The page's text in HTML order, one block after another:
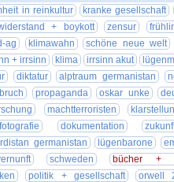
in reinkultur
kranke gesellschaft
+ boykott zensur
ag klimawahn
schöne neue welt
+ irrsinn klima irrsinn akut
diktatur alptraum germanistan
propaganda oskar unke
machtterroristen
fotografie dokumentation
germanistan lügenbarone
schweden
bücher +
politik + gesellschaft
orwell